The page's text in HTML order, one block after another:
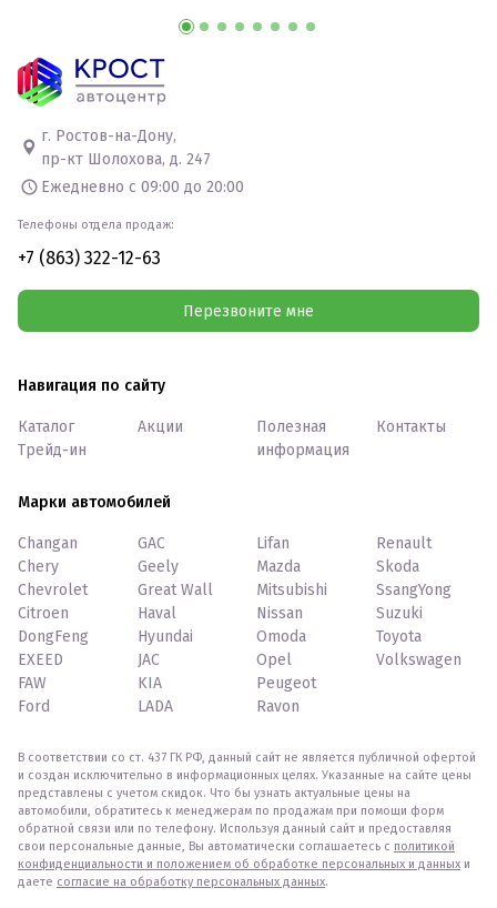
г. Ростов-на-Дону,
пр-кт Шолохова, д. 247
Ежедневно с 09:00 до 20:00
Телефоны отдела продаж:
+7 (863) 322-12-63
Перезвоните мне
Навигация по сайту
Каталог
Трейд-ин
Акции
Полезная
информация
Контакты
Марки автомобилей
Changan
Chery
Chevrolet
Citroen
DongFeng
EXEED
FAW
Ford
GAC
Geely
Great Wall
Haval
Hyundai
JAC
KIA
LADA
Lifan
Mazda
Mitsubishi
Nissan
Omoda
Opel
Peugeot
Ravon
Renault
Skoda
SsangYong
Suzuki
Toyota
Volkswagen
В соответствии со ст. 437 ГК РФ, данный сайт не является публичной офертой
и создан исключительно в информационных целях. Указанные на сайте цены
представлены с учетом скидок. Что бы узнать актуальные цены на
автомобили, обратитесь к менеджерам по продажам при помощи форм
обратной связи или по телефону. Используя данный сайт и предоставляя
свои персональные данные, Вы автоматически соглашаетесь с политикой
конфиденциальности и положением об обработке персональных и данных и
даете согласие на обработку персональных данных.